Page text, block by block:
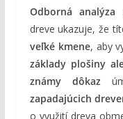
Odborná analýza
dreve ukazuje, že
veľké kmene, aby
základy plošiny
známy dôkaz
zapadajúcich
o využití dreva